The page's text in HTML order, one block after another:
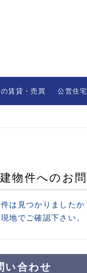
賃貸・売買 公営住宅
物件へのお
は見つかりました
地でご確認下さい。
い合わせ